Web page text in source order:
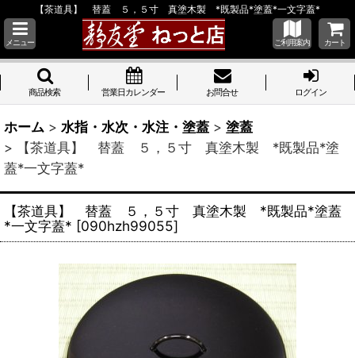
【茶道具】 替蓋 ５，５寸 真塗木製 *既製品*塗蓋*一文字蓋*
メニュー ご利用案内 カート
商品検索 営業日カレンダー お問合せ ログイン
ホーム > 水指・水次・水注・塗蓋 > 塗蓋
>
【茶道具】 替蓋 ５，５寸 真塗木製 *既製品*塗
蓋*一文字蓋*
【茶道具】 替蓋 ５，５寸 真塗木製 *既製品*塗蓋
*一文字蓋* [090hzh99055]